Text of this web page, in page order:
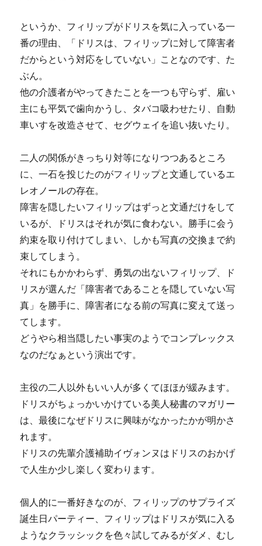
というか、フィリップがドリスを気に入っている一
番の理由、「ドリスは、フィリップに対して障害者
だからという対応をしていない」ことなのです、た
ぶん。
他の介護者がやってきたことを一つも守らず、雇い
主にも平気で歯向かうし、タバコ吸わせたり、自動
車いすを改造させて、セグウェイを追い抜いたり。
二人の関係がきっちり対等になりつつあるところ
に、一石を投じたのがフィリップと文通しているエ
レオノールの存在。
障害を隠したいフィリップはずっと文通だけをして
いるが、ドリスはそれが気に食わない。勝手に会う
約束を取り付けてしまい、しかも写真の交換まで約
束してしまう。
それにもかかわらず、勇気の出ないフィリップ、ド
リスが選んだ「障害者であることを隠していない写
真」を勝手に、障害者になる前の写真に変えて送っ
てします。
どうやら相当隠したい事実のようでコンプレックス
なのだなぁという演出です。
主役の二人以外もいい人が多くてほほが緩みます。
ドリスがちょっかいかけている美人秘書のマガリー
は、最後になぜドリスに興味がなかったかが明かさ
れます。
ドリスの先輩介護補助イヴォンヌはドリスのおかげ
で人生か少し楽しく変わります。
個人的に一番好きなのが、フィリップのサプライズ
誕生日パーティー、フィリップはドリスが気に入る
ようなクラッシックを色々試してみるがダメ、むし